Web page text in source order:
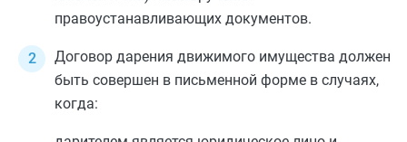
правоустанавливающих документов.
Договор дарения движимого имущества должен
быть совершен в письменной форме в случаях,
когда: